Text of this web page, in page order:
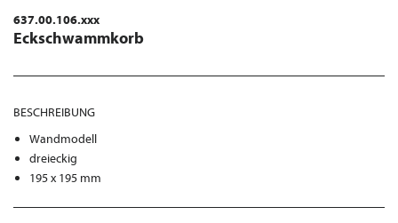
637.00.106.xxx
Eckschwammkorb
BESCHREIBUNG
Wandmodell
dreieckig
195 x 195 mm